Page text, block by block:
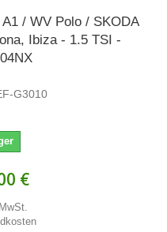
/ WV Polo / SKODA
Ibiza - 1.5 TSI -
G3010
€